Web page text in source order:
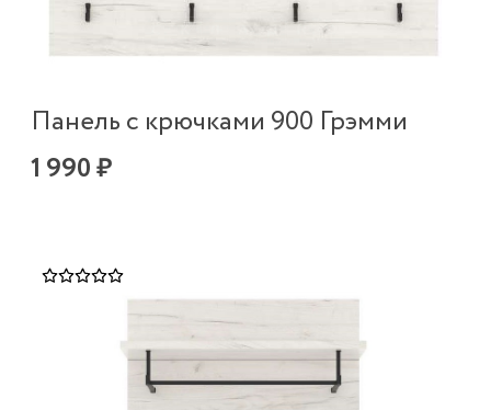
Панель с крючками 900 Грэмми
1 990 ₽